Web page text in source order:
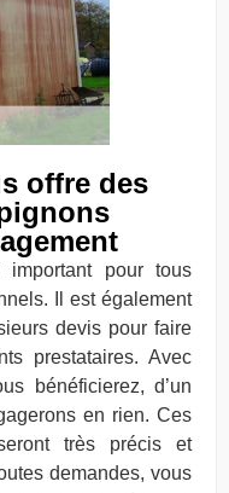
offre des
pour tous
Il est également
devis pour faire
prestataires. Avec
bénéficierez, d’un
en rien. Ces
très précis et
demandes, vous